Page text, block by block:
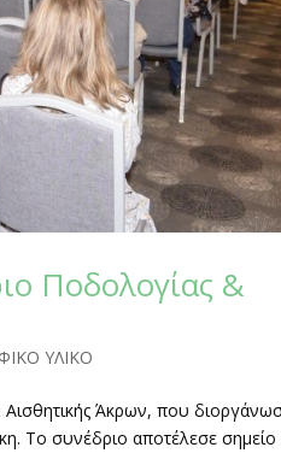
Ποδολογίας &
ΥΛΙΚΟ
Άκρων, που
Το συνέδριο αποτέλεσε σημείο